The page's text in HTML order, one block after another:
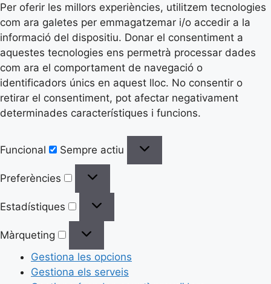
Per oferir les millors experiències, utilitzem tecnologies
com ara galetes per emmagatzemar i/o accedir a la
informació del dispositiu. Donar el consentiment a
aquestes tecnologies ens permetrà processar dades
com ara el comportament de navegació o
identificadors únics en aquest lloc. No consentir o
retirar el consentiment, pot afectar negativament
determinades característiques i funcions.
Funcional Sempre actiu
Preferències
Estadístiques
Màrqueting
Gestiona les opcions
Gestiona els serveis